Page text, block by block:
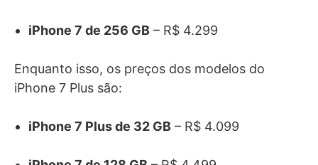
iPhone 7 de 256 GB – R$ 4.299
Enquanto isso, os preços dos modelos do
iPhone 7 Plus são:
iPhone 7 Plus de 32 GB – R$ 4.099